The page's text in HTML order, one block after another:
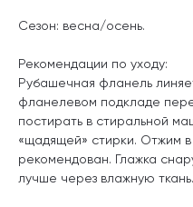
Сезон: весна/осень.
Рекомендации по уходу:
Рубашечная фланель
фланелевом подкладе
постирать в стиральной
«щадящей» стирки. Отжим
рекомендован. Глажка
лучше через влажную ткань.